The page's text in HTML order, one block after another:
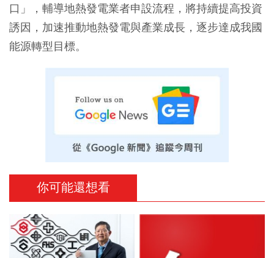
口」，輔導地熱發電業者申設流程，將持續提高投資
誘因，加速推動地熱發電與產業成長，逐步達成我國
能源轉型目標。
你可能還想看